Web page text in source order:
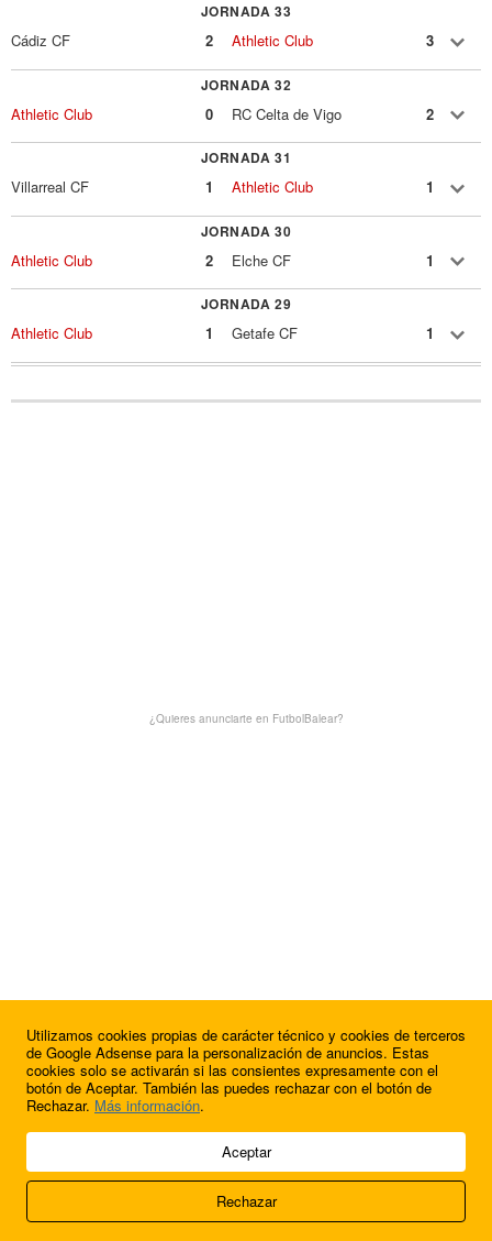
JORNADA 33
Cádiz CF 2 Athletic Club 3
JORNADA 32
Athletic Club 0 RC Celta de Vigo 2
JORNADA 31
Villarreal CF 1 Athletic Club 1
JORNADA 30
Athletic Club 2 Elche CF 1
JORNADA 29
Athletic Club 1 Getafe CF 1
¿Quieres anunciarte en FutbolBalear?
¿Quieres anunciarte en FutbolBalear?
© 2009 - 2026 Soluciones Corporativas IP, SL.
Acerca de nosotros
FútbolBalear
Utilizamos cookies propias de carácter técnico y cookies de terceros
de Google Adsense para la personalización de anuncios. Estas
cookies solo se activarán si las consientes expresamente con el
botón de Aceptar. También las puedes rechazar con el botón de
Rechazar. Más información.
Aceptar
Rechazar